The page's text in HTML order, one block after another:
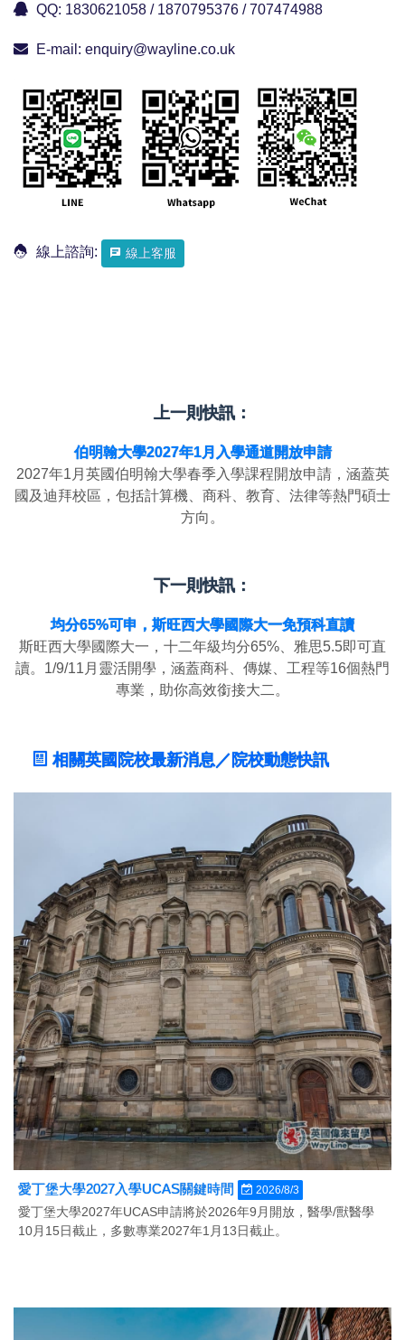
QQ: 1830621058 / 1870795376 / 707474988
E-mail: enquiry@wayline.co.uk
線上諮詢: 線上客服
上一則快訊：
伯明翰大學2027年1月入學通道開放申請
2027年1月英國伯明翰大學春季入學課程開放申請，涵蓋英
國及迪拜校區，包括計算機、商科、教育、法律等熱門碩士
方向。
下一則快訊：
均分65%可申，斯旺西大學國際大一免預科直讀
斯旺西大學國際大一，十二年級均分65%、雅思5.5即可直
讀。1/9/11月靈活開學，涵蓋商科、傳媒、工程等16個熱門
專業，助你高效銜接大二。
相關英國院校最新消息／院校動態快訊
愛丁堡大學2027入學UCAS關鍵時間 2026/8/3
愛丁堡大學2027年UCAS申請將於2026年9月開放，醫學/獸醫學
10月15日截止，多數專業2027年1月13日截止。